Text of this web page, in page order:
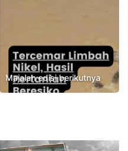
Majalah edisi berikutnya